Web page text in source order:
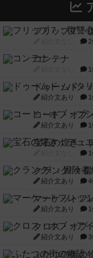
フリップ７：
コンテナ
ドゥームド・
紹介文あり
コード・オブ
紹介文あり
宝石の煌き：
クランク! ：
紹介文あり 4
マーケットフ
紹介文あり
クロス・オブ
紹介文あり 3
ふたつの街の